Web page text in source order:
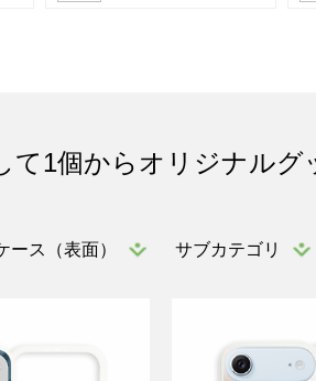
て1個からオリジナルグ
ース（表面） サブカテゴリ